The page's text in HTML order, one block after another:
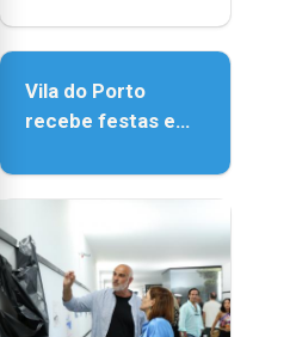
18h00.
de Vila do Porto
Vila do Porto
recebe festas em
Senhora da